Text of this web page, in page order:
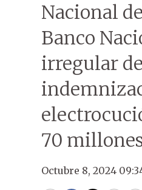
Nacional
Banco
irregular
70
Octubre 8, 2024